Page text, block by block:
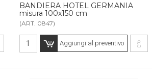
BANDIERA HOTEL GERMANIA
misura 100x150 cm
(ART. 0847)
Aggiungi al preventivo